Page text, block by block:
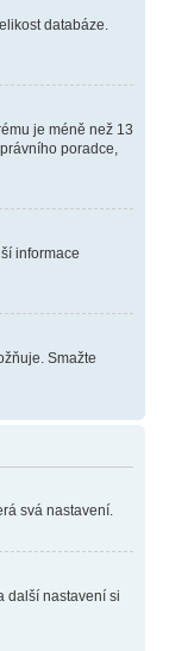
databáze.
je méně než 13
poradce,
informace
Smažte
svá nastavení.
další nastavení si